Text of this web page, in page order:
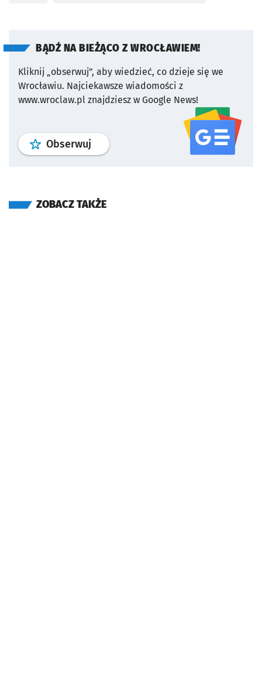
BĄDŹ NA BIEŻĄCO Z WROCŁAWIEM!
Kliknij „obserwuj”, aby wiedzieć, co dzieje się we
Wrocławiu. Najciekawsze wiadomości z
www.wroclaw.pl znajdziesz w Google News!
Obserwuj profil serwisu
ZOBACZ TAKŻE